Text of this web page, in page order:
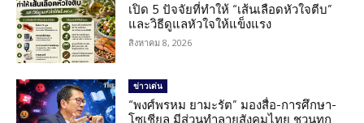
เปิด 5 ปัจจัยที่ทำให้ “เส้นเลือดหัวใจตีบ”
และวิธีดูแลหัวใจให้แข็งแรง
สิงหาคม 8, 2026
ข่าวเด่น
“พงศ์พรหม ยามะรัต” มองสื่อ-การศึกษา-
โซเชียล มีส่วนทำลายสังคมไทย ชวนทุก